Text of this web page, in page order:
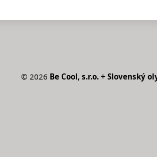
© 2026 Be Cool, s.r.o. + Slovenský